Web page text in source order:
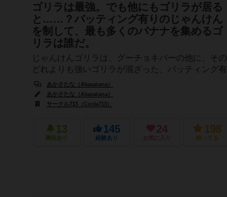
ゴリラは最強。でも他にもゴリラが居る
と……？バッティング有りのじゃんけん
を制して、最も多くのバナナを集めるゴ
リラは誰だ。
じゃんけんゴリラは、グーチョキパーの他に、その
どれよりも強いゴリラが混ざった、バッティング有
りの2～8人用じゃんけんゲームです。 各プレイヤー
は、グーチョキパーゴリラの...
あかさたな（Akasatana）
あかさたな（Akasatana）
サークル713（Circle713）
13
興味あり
145
経験あり
24
お気に入り
198
持ってる